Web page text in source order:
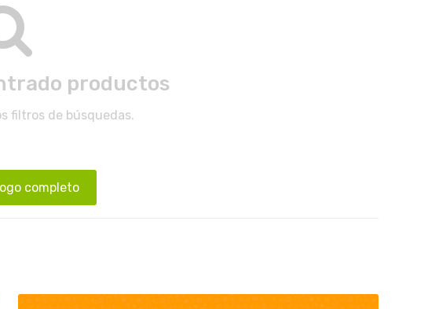
productos
filtros de búsquedas.
completo